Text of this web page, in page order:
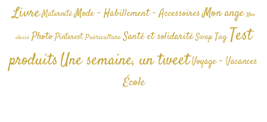
Livre Maternité Mode - Habillement - AccessoiresMon ange Non
classé Photo Pinterest Puériculture Santé et solidarité Swap TagTest
produitsUne semaine, un tweetVoyage - Vacances
École